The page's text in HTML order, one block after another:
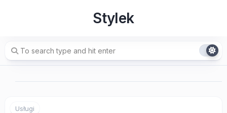
Stylek
Usługi